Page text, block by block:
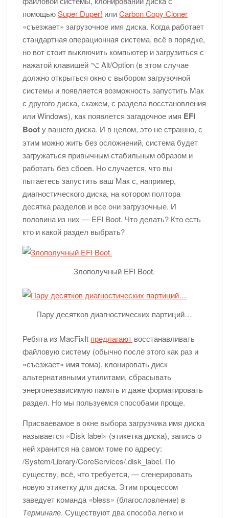
И снова про то, как легко и непринужденно разбить экран
Приглашаем в пятницу 20 марта на весенний квиз!
WiFi в офисе Fixed.one стал еще ближе к посетителям
А когда уже можно менять аккумулятор в айфоне? —
Реклама Apple: с чего все начиналось
Что ждет Apple дальше?
Средняя стоимость ремонта iPhone в Fixed.one
Мы в Fixed.one нашли куда девать невостребованные
айфоны!
помощьюSuper Duper! илиCarbon Copy Cloner
«съезжает» загрузочное имя диска. Когда работает
стандартная операционная система, всё в порядке,
но вот стоит выключить компьютер и загрузиться с
нажатой клавишей ⌥ Alt/Option (в этом случае
должно открыться окно с выбором загрузочной
системы и появляется возможность запустить Мак
с другого диска, скажем, с раздела восстановления
или Windows), как появлется загадочное имя EFI
Bootу вашего диска. И в целом, это не страшно, с
этим можно жить без осложнений, система будет
загружаться привычным стабильным образом и
работать без сбоев. Но случается, что вы
пытаетесь запустить ваш Мак с, например,
диагностического диска, на котором полтора
десятка разделов и все они загрузочные. И
половина из них — EFI Boot. Что делать? Кто есть
кто и какой раздел выбрать?
Злополучный EFI Boot.
Пару десятков диагностических партиций…
Ребята из MacFixIt предлагают восстанавливать
файловую систему (обычно после этого как раз и
«съезжает» имя тома), клонировать диск
альтернативными утилитами, сбрасывать
энергонезависимую память и даже форматировать
раздел. Но мы пользуемся способами проще.
Присваевамое в окне выбора загрузчика имя диска
называется «Disk label» (этикетка диска), запись о
ней хранится на самом томе по адресу:
/System/Library/CoreServices/.disk_label. По
существу, всё, что требуется, — сгенерировать
новую этикетку для диска. Этим процессом
заведует команда «bless» (благословление) в
Терминале. Существуют два способа легко и